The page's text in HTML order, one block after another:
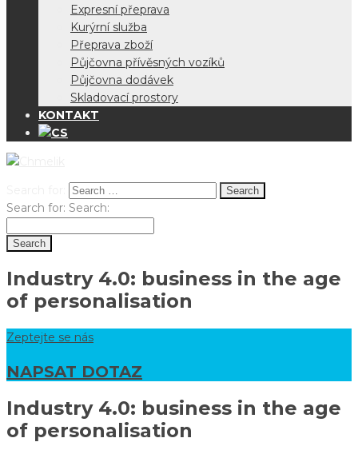
Expresní přeprava
Kurýrní služba
Přeprava zboží
Půjčovna přívěsných vozíků
Půjčovna dodávek
Skladovací prostory
KONTAKT
Search for: Search:
Industry 4.0: business in the age
of personalisation
Zeptejte se nás
NAPSAT DOTAZ
Industry 4.0: business in the age
of personalisation